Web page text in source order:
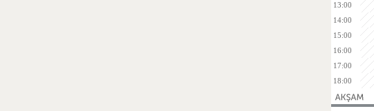
13:00
14:00
15:00
16:00
17:00
18:00